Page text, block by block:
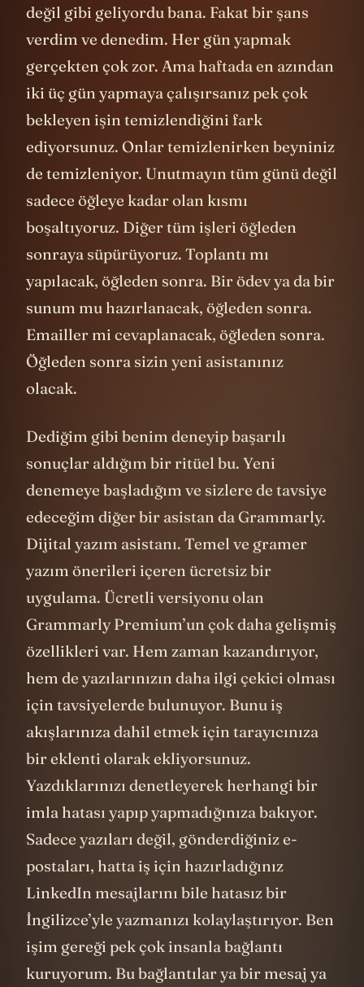
değil gibi geliyordu bana. Fakat bir şans
verdim ve denedim. Her gün yapmak
gerçekten çok zor. Ama haftada en azından
iki üç gün yapmaya çalışırsanız pek çok
bekleyen işin temizlendiğini fark
ediyorsunuz. Onlar temizlenirken beyniniz
de temizleniyor. Unutmayın tüm günü değil
sadece öğleye kadar olan kısmı
boşaltıyoruz. Diğer tüm işleri öğleden
sonraya süpürüyoruz. Toplantı mı
yapılacak, öğleden sonra. Bir ödev ya da bir
sunum mu hazırlanacak, öğleden sonra.
Emailler mi cevaplanacak, öğleden sonra.
Öğleden sonra sizin yeni asistanınız
olacak.
Dediğim gibi benim deneyip başarılı
sonuçlar aldığım bir ritüel bu. Yeni
denemeye başladığım ve sizlere de tavsiye
edeceğim diğer bir asistan da Grammarly.
Dijital yazım asistanı. Temel ve gramer
yazım önerileri içeren ücretsiz bir
uygulama. Ücretli versiyonu olan
Grammarly Premium’un çok daha gelişmiş
özellikleri var. Hem zaman kazandırıyor,
hem de yazılarınızın daha ilgi çekici olması
için tavsiyelerde bulunuyor. Bunu iş
akışlarınıza dahil etmek için tarayıcınıza
bir eklenti olarak ekliyorsunuz.
Yazdıklarınızı denetleyerek herhangi bir
imla hatası yapıp yapmadığınıza bakıyor.
Sadece yazıları değil, gönderdiğiniz e-
postaları, hatta iş için hazırladığınız
LinkedIn mesajlarını bile hatasız bir
İngilizce’yle yazmanızı kolaylaştırıyor. Ben
işim gereği pek çok insanla bağlantı
kuruyorum. Bu bağlantılar ya bir mesaj ya